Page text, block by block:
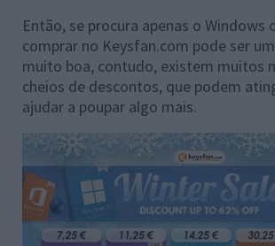
Então, se procura apenas o Windows
comprar no Keysfan.com pode ser
muito boa, contudo, existem muitos
cheios de descontos, que podem
ajudar a poupar algo mais.